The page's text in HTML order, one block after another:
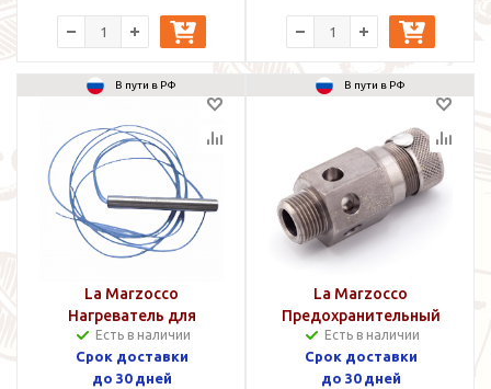
В пути в РФ
La Marzocco
Нагреватель для
варочной группы 250 Вт
Есть в наличии
Срок доставки
до 30 дней
В пути в РФ
La Marzocco
Предохранительный
клапан
Есть в наличии
Срок доставки
до 30 дней